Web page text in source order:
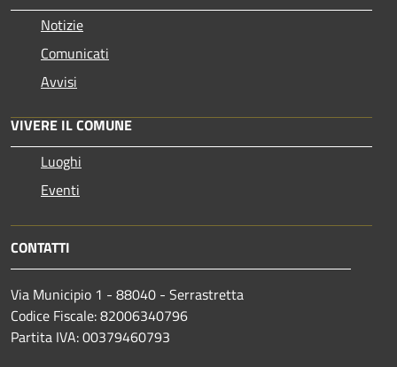
Notizie
Comunicati
Avvisi
VIVERE IL COMUNE
Luoghi
Eventi
CONTATTI
Via Municipio 1 - 88040 - Serrastretta
Codice Fiscale: 82006340796
Partita IVA: 00379460793